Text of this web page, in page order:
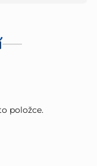
položce.